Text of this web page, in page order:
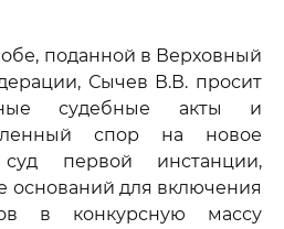
поданной в Верховный
Сычев В.В. просит
судебные акты и
спор на новое
первой инстанции,
оснований для включения
в конкурсную массу